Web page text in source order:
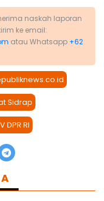
naskah laporan
ke email:
atau Whatsapp +62
Sidrap
DPR RI